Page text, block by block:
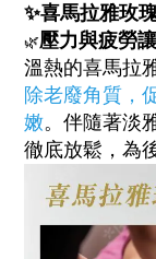
✨喜馬拉雅玫
🌿壓力與疲勞
溫熱的喜馬拉
除老廢角質，
嫩。伴隨著淡
徹底放鬆，為